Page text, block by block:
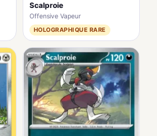
Scalproie
Offensive Vapeur
HOLOGRAPHIQUE RARE